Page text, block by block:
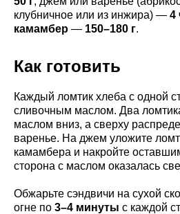
клубничное или из инжира) — 4
камамбер — 150–180 г.
Как готовить
Каждый ломтик хлеба с одной
сливочным маслом. Два
маслом вниз, а сверху
варенье. На джем уложите
камамбера и накройте
сторона с маслом оказалась
Обжарьте сэндвичи на сухой
огне по 3–4 минуты с каждой